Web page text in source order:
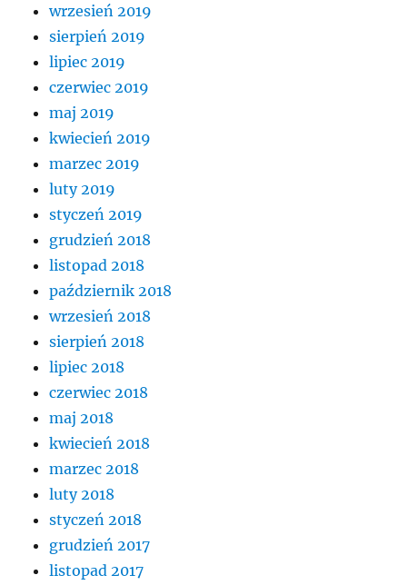
wrzesień 2019
sierpień 2019
lipiec 2019
czerwiec 2019
maj 2019
kwiecień 2019
marzec 2019
luty 2019
styczeń 2019
grudzień 2018
listopad 2018
październik 2018
wrzesień 2018
sierpień 2018
lipiec 2018
czerwiec 2018
maj 2018
kwiecień 2018
marzec 2018
luty 2018
styczeń 2018
grudzień 2017
listopad 2017